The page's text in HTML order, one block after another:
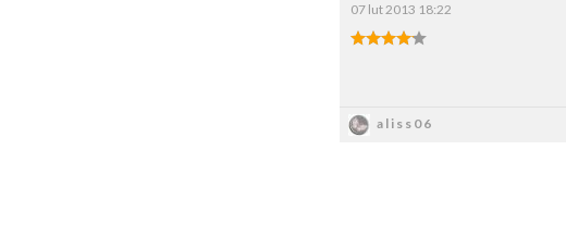
07 lut 2013 18:22
aliss06